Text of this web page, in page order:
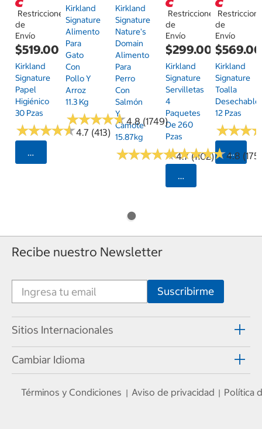
Restricciones
de
Envío
$519.00
Kirkland
Signature
Papel
Higiénico
30 Pzas
★★★★★
★★★★★4.7 (413)
Seleccionar Código Postal
Kirkland
Signature
Alimento
Para
Gato
Con
Pollo Y
Arroz
11.3 Kg
★★★★★
★★★★★4.8 (1749)
Kirkland
Signature
Nature's
Domain
Alimento
Para
Perro
Con
Salmón
Y
Camote
15.87kg
★★★★★
★★★★★4.7 (1102)
Restricciones
de
Envío
$299.00
Kirkland
Signature
Servilletas
4
Paquetes
De 260
Pzas
★★★★★
★★★★★4.8 (175)
Seleccionar
de
Envío
$569.00
Kirkland
Signature
Toalla
Desechable
12 Pzas
★★★
★★★
Recibe nuestro Newsletter
Sitios Internacionales
Cambiar Idioma
Términos y Condiciones | Aviso de privacidad | Política